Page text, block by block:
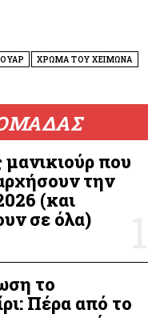
μανικιούρ που
την
(και
σε όλα)
το
Πέρα από το
ΧΡΩΜΑ ΤΟΥ ΧΕΙΜΩΝΑ